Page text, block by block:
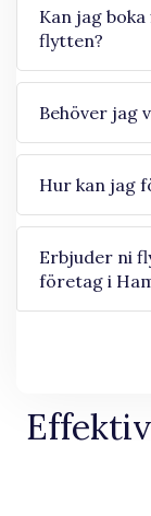
Kan jag
flytten?
Behöver jag
Hur kan jag
Erbjuder ni
företag i